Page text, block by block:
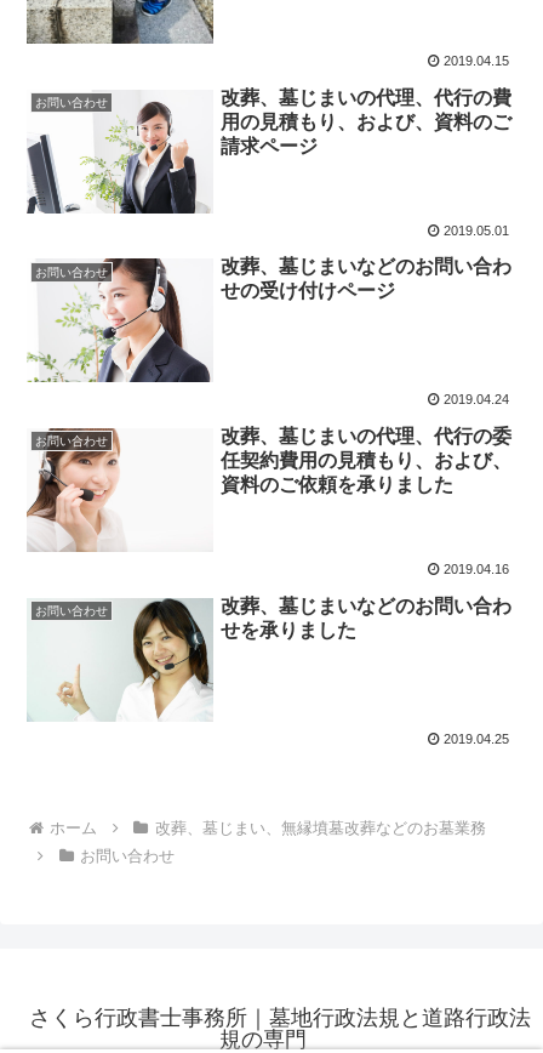
2019.04.15
お問い合わせ
改葬、墓じまいの代理、代行の費
用の見積もり、および、資料のご
請求ページ
2019.05.01
お問い合わせ
改葬、墓じまいなどのお問い合わ
せの受け付けページ
2019.04.24
お問い合わせ
改葬、墓じまいの代理、代行の委
任契約費用の見積もり、および、
資料のご依頼を承りました
2019.04.16
お問い合わせ
改葬、墓じまいなどのお問い合わ
せを承りました
2019.04.25
ホーム
改葬、墓じまい、無縁墳墓改葬などのお墓業務
お問い合わせ
さくら行政書士事務所｜墓地行政法規と道路行政法
規の専門